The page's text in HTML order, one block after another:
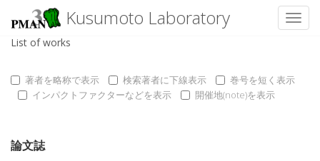
Kusumoto Laboratory
List of works
著者を略称で表示 検索著者に下線表示
巻号を短く表示
インパクトファクターなどを表示
開催地(note)を表示
論文誌